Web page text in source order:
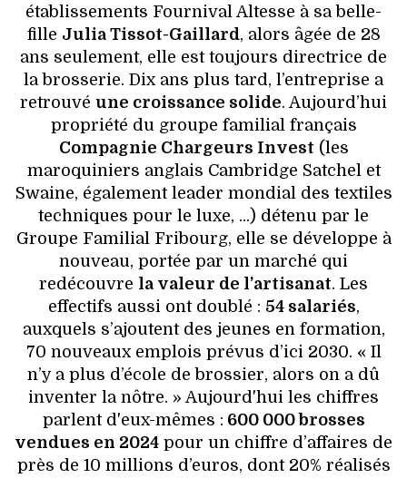
établissements Fournival Altesse à sa belle-
fille Julia Tissot-Gaillard, alors âgée de 28
ans seulement, elle est toujours directrice de
la brosserie. Dix ans plus tard, l’entreprise a
retrouvé une croissance solide. Aujourd’hui
propriété du groupe familial français
Compagnie Chargeurs Invest (les
maroquiniers anglais Cambridge Satchel et
Swaine, également leader mondial des textiles
techniques pour le luxe, ...) détenu par le
Groupe Familial Fribourg, elle se développe à
nouveau, portée par un marché qui
redécouvre la valeur de l’artisanat. Les
effectifs aussi ont doublé : 54 salariés,
auxquels s’ajoutent des jeunes en formation,
70 nouveaux emplois prévus d’ici 2030. « Il
n’y a plus d’école de brossier, alors on a dû
inventer la nôtre. » Aujourd'hui les chiffres
parlent d'eux-mêmes : 600 000 brosses
vendues en 2024 pour un chiffre d’affaires de
près de 10 millions d’euros, dont 20% réalisés